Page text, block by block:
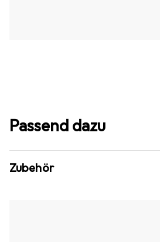
Passend dazu
Zubehör